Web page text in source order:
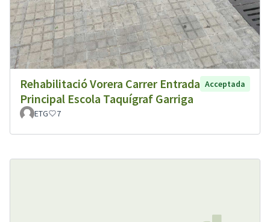
Rehabilitació Vorera Carrer Entrada
Principal Escola Taquígraf Garriga
Acceptada
ETG 7